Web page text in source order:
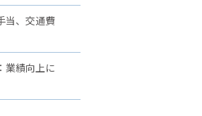
当、交通費
業績向上に